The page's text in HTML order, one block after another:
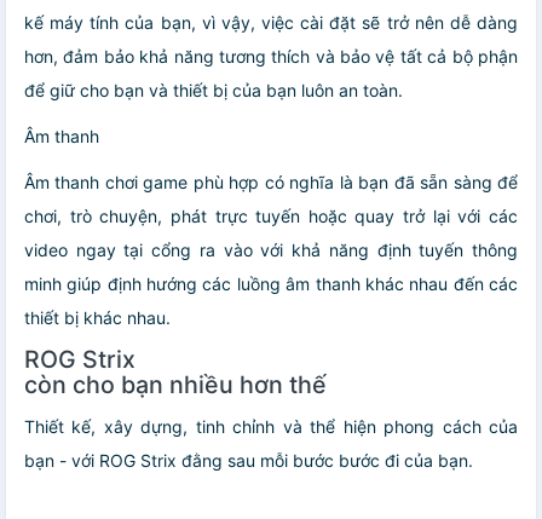
kế máy tính của bạn, vì vậy, việc cài đặt sẽ trở nên dễ dàng
hơn, đảm bảo khả năng tương thích và bảo vệ tất cả bộ phận
để giữ cho bạn và thiết bị của bạn luôn an toàn.
Âm thanh
Âm thanh chơi game phù hợp có nghĩa là bạn đã sẵn sàng để
chơi, trò chuyện, phát trực tuyến hoặc quay trở lại với các
video ngay tại cổng ra vào với khả năng định tuyến thông
minh giúp định hướng các luồng âm thanh khác nhau đến các
thiết bị khác nhau.
ROG Strix
còn cho bạn nhiều hơn thế
Thiết kế, xây dựng, tinh chỉnh và thể hiện phong cách của
bạn - với ROG Strix đằng sau mỗi bước bước đi của bạn.